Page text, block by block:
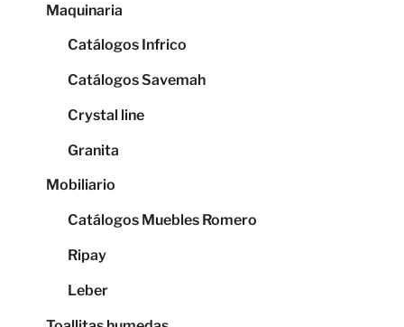
Maquinaria
Catálogos Infrico
Catálogos Savemah
Crystal line
Granita
Mobiliario
Catálogos Muebles Romero
Ripay
Leber